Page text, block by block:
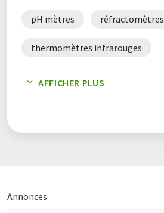
pH mètres réfractomètres
thermomètres infrarouges
AFFICHER PLUS
Annonces